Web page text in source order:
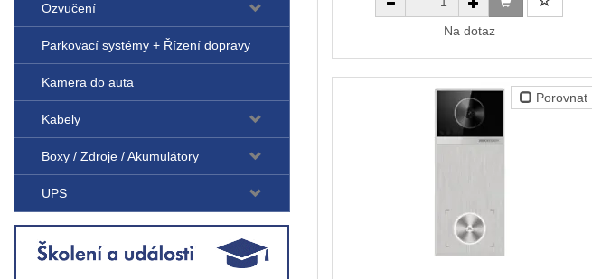
Ozvučení
Parkovací systémy + Řízení dopravy
Kamera do auta
Kabely
Boxy / Zdroje / Akumulátory
UPS
Na dotaz
Porovnat